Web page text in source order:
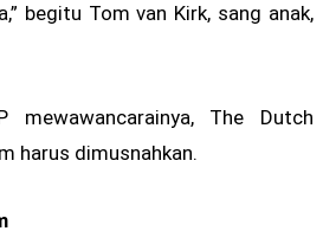
begitu Tom van Kirk, sang anak,
The Dutch
harus dimusnahkan.